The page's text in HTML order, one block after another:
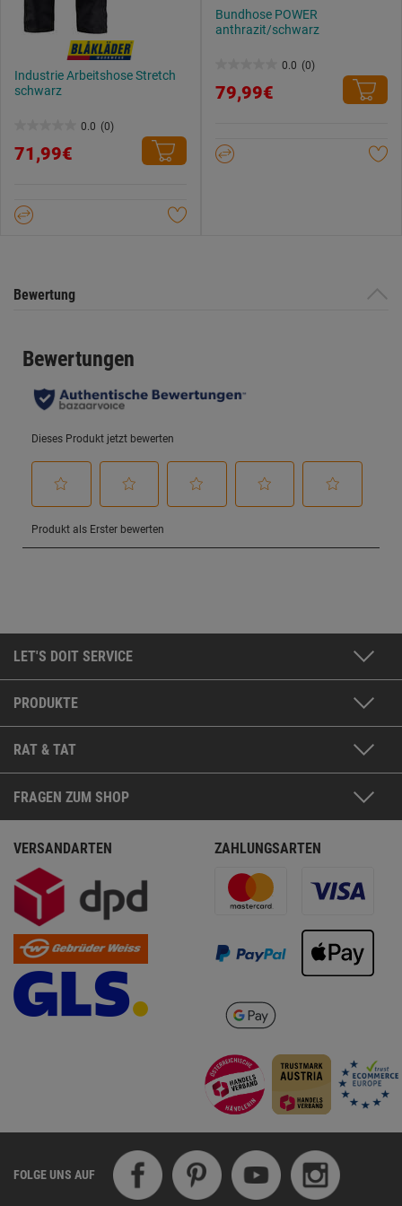
Industrie Arbeitshose Stretch
schwarz
0.0 (0)
von
71,99€
Bundhose POWER
anthrazit/schwarz
0.0 (0)
von
79,99€
Bewertung
LET'S DOIT SERVICE
PRODUKTE
RAT & TAT
FRAGEN ZUM SHOP
VERSANDARTEN ZAHLUNGSARTEN
FOLGE UNS AUF